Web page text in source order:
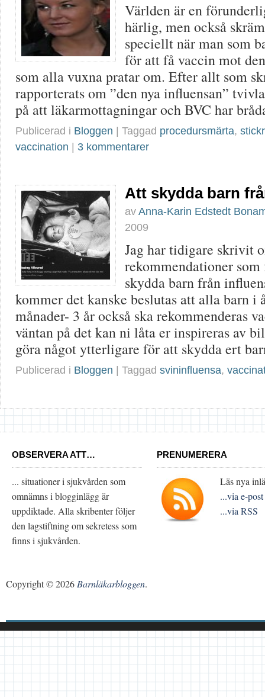
Världen är en
härlig, men också
speciellt när man som
för att få vaccin mot
som alla vuxna pratar om. Efter allt som
rapporterats om ”den nya influensan”
på att läkarmottagningar och BVC har
Publicerad i Bloggen | Taggad procedursmärta,
vaccination
3 kommentarer
Att skydda barn
av Anna-Karin Edstedt
2009
Jag har tidigare skrivit
rekommendationer
skydda barn från
kommer det kanske beslutas att alla barn i
månader- 3 år också ska rekommenderas
väntan på det kan ni låta er inspireras av
göra något ytterligare för att skydda ert
Publicerad i Bloggen | Taggad svininfluensa,
OBSERVERA ATT…
... situationer i sjukvården som
omnämns i blogginlägg är
uppdiktade. Alla skribenter följer
den lagstiftning om sekretess som
finns i sjukvården.
PRENUMERERA
Läs nya
...via e-post
...via RSS
Copyright © 2026 Barnläkarbloggen.